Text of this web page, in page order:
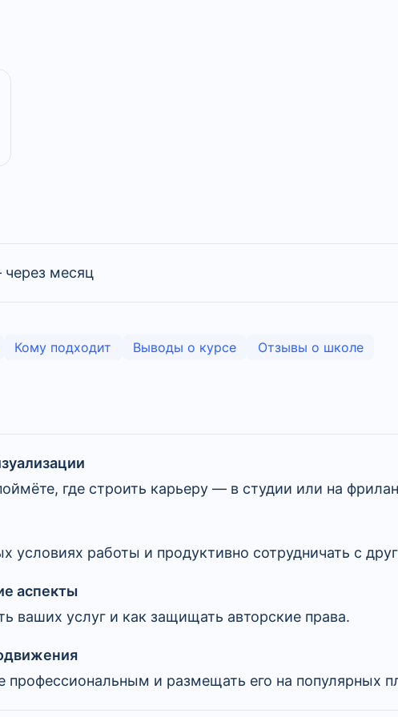
месяц
Кому подходит Выводы о курсе Отзывы о школе
где строить карьеру — в студии или на
условиях работы и продуктивно сотрудничать с
аспекты
ваших услуг и как защищать авторские права.
и размещать его на популярных